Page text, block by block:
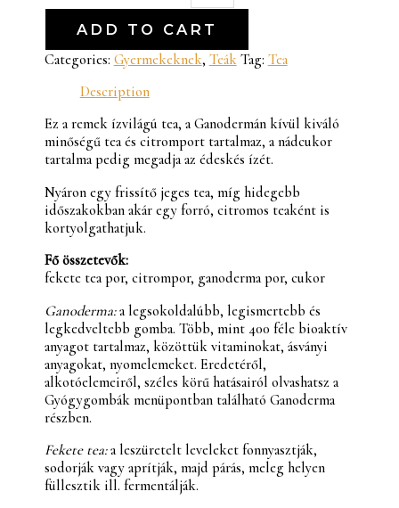
ADD TO CART
Categories: Gyermekeknek, Teák Tag: Tea
Description
Ez a remek ízvilágú tea, a Ganodermán kívül kiváló
minőségű tea és citromport tartalmaz, a nádcukor
tartalma pedig megadja az édeskés ízét.
Nyáron egy frissítő jeges tea, míg hidegebb
időszakokban akár egy forró, citromos teaként is
kortyolgathatjuk.
Fő összetevők:
fekete tea por, citrompor, ganoderma por, cukor
Ganoderma:a legsokoldalúbb, legismertebb és
legkedveltebb gomba. Több, mint 400 féle bioaktív
anyagot tartalmaz, közöttük vitaminokat, ásványi
anyagokat, nyomelemeket. Eredetéről,
alkotóelemeiről, széles körű hatásairól olvashatsz a
Gyógygombák menüpontban található Ganoderma
részben.
Fekete tea:a leszüretelt leveleket fonnyasztják,
sodorják vagy aprítják, majd párás, meleg helyen
füllesztik ill. fermentálják.